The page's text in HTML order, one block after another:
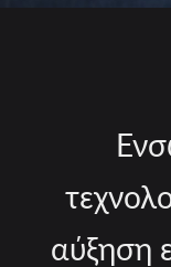
αύξηση